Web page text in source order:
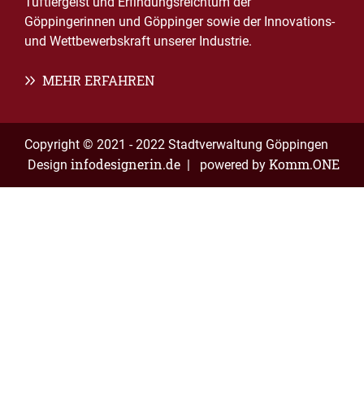
Göppingerinnen und Göppinger sowie der Innovations-
und Wettbewerbskraft unserer Industrie.
MEHR ERFAHREN
Copyright © 2021 - 2022 Stadtverwaltung Göppingen
Design infodesignerin.de | powered by Komm.ONE